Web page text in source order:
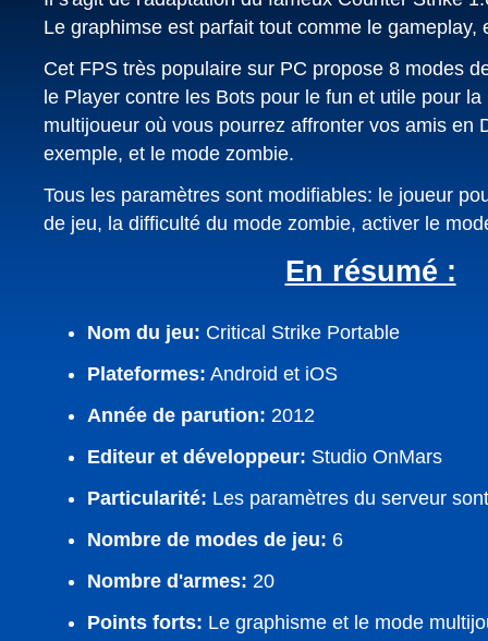
Le graphimse est parfait tout comme le gameplay,
Cet FPS très populaire sur PC propose 8 modes
le Player contre les Bots pour le fun et utile pour
multijoueur où vous pourrez affronter vos amis en
exemple, et le mode zombie.
Tous les paramètres sont modifiables: le joueur
de jeu, la difficulté du mode zombie, activer le
En résumé :
Nom du jeu: Critical Strike Portable
Plateformes: Android et iOS
Année de parution: 2012
Editeur et développeur: Studio OnMars
Particularité: Les paramètres du serveur
Nombre de modes de jeu: 6
Nombre d'armes: 20
Points forts: Le graphisme et le mode